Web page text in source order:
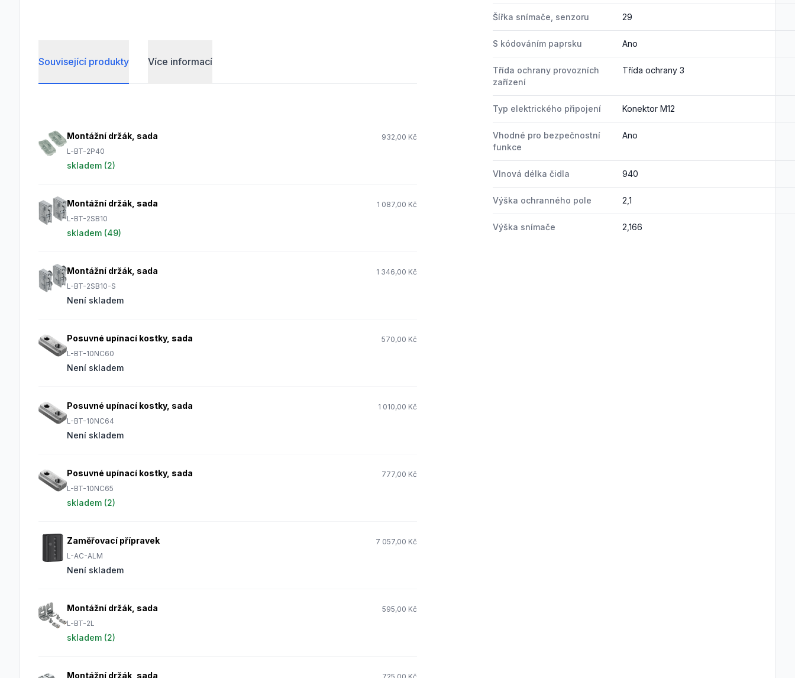
Šířka snímače, senzoru 29
S kódováním paprsku Ano
Třída ochrany provozních
zařízení
Třída ochrany 3
Typ elektrického připojení Konektor M12
Vhodné pro bezpečnostní
funkce
Ano
Vlnová délka čidla 940
Výška ochranného pole 2,1
Výška snímače 2,166
Související produkty Více informací
Montážní držák, sada
L-BT-2P40
skladem (2)
932,00 Kč
Montážní držák, sada
L-BT-2SB10
skladem (49)
1 087,00 Kč
Montážní držák, sada
L-BT-2SB10-S
Není skladem
1 346,00 Kč
Posuvné upínací kostky, sada
L-BT-10NC60
Není skladem
570,00 Kč
Posuvné upínací kostky, sada
L-BT-10NC64
Není skladem
1 010,00 Kč
Posuvné upínací kostky, sada
L-BT-10NC65
skladem (2)
777,00 Kč
Zaměřovací přípravek
L-AC-ALM
Není skladem
7 057,00 Kč
Montážní držák, sada
L-BT-2L
skladem (2)
595,00 Kč
Montážní držák, sada